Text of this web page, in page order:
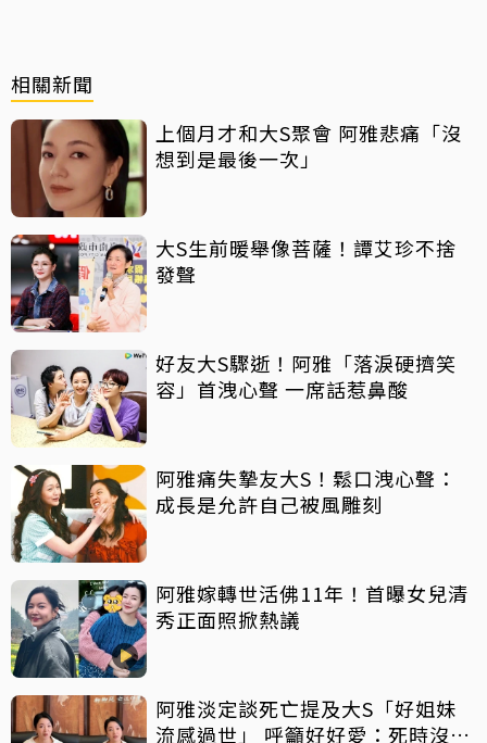
相關新聞
上個月才和大S聚會 阿雅悲痛「沒
想到是最後一次」
大S生前暖舉像菩薩！譚艾珍不捨
發聲
好友大S驟逝！阿雅「落淚硬擠笑
容」首洩心聲 一席話惹鼻酸
阿雅痛失摯友大S！鬆口洩心聲：
成長是允許自己被風雕刻
阿雅嫁轉世活佛11年！首曝女兒清
秀正面照掀熱議
阿雅淡定談死亡提及大S「好姐妹
流感過世」 呼籲好好愛：死時沒有